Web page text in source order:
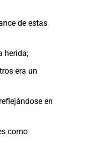
de estas
herida;
era un
en
como